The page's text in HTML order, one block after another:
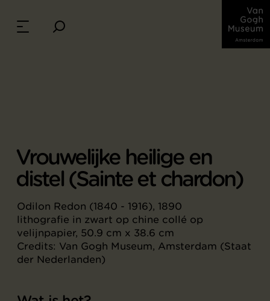
Vrouwelijke heilige en
distel (Sainte et chardon)
Odilon Redon (1840 - 1916), 1890
lithografie in zwart op chine collé op
velijnpapier, 50.9 cm x 38.6 cm
Credits: Van Gogh Museum, Amsterdam (Staat
der Nederlanden)